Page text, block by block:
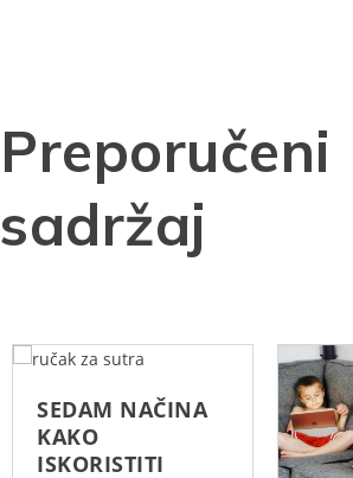
Preporučeni
sadržaj
SEDAM NAČINA
KAKO
ISKORISTITI